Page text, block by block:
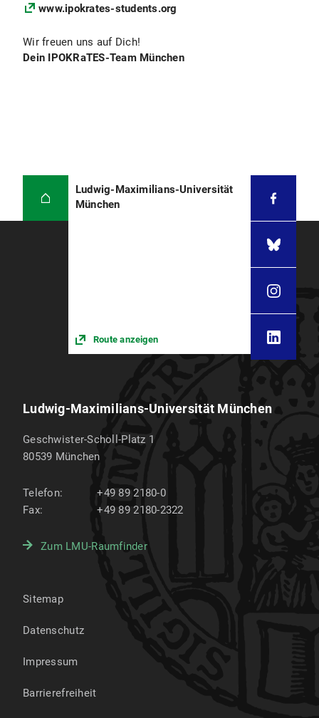
www.ipokrates-students.org
Wir freuen uns auf Dich!
Dein IPOKRaTES-Team München
Ludwig-Maximilians-Universität
München
Route anzeigen
Ludwig-Maximilians-Universität München
Geschwister-Scholl-Platz 1
80539 München
Telefon:
+49 89 2180-0
Fax:
+49 89 2180-2322
Zum LMU-Raumfinder
Sitemap
Datenschutz
Impressum
Barrierefreiheit